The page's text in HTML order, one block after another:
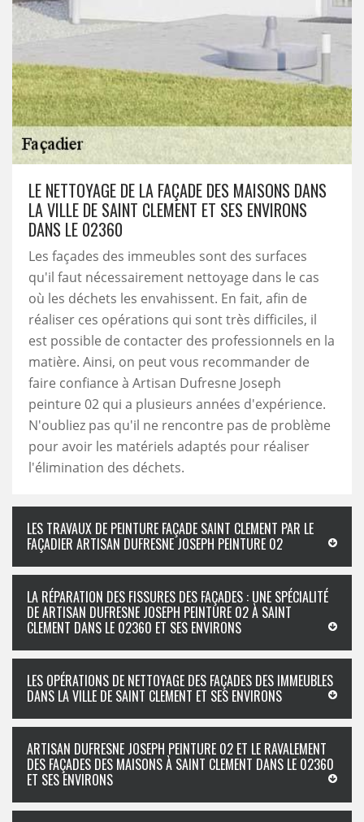
LE NETTOYAGE DE LA FAÇADE DES MAISONS DANS
LA VILLE DE SAINT CLEMENT ET SES ENVIRONS
DANS LE 02360
Les façades des immeubles sont des surfaces
qu'il faut nécessairement nettoyage dans le cas
où les déchets les envahissent. En fait, afin de
réaliser ces opérations qui sont très difficiles, il
est possible de contacter des professionnels en la
matière. Ainsi, on peut vous recommander de
faire confiance à Artisan Dufresne Joseph
peinture 02 qui a plusieurs années d'expérience.
N'oubliez pas qu'il ne rencontre pas de problème
pour avoir les matériels adaptés pour réaliser
l'élimination des déchets.
LES TRAVAUX DE PEINTURE FAÇADE SAINT CLEMENT PAR LE
FAÇADIER ARTISAN DUFRESNE JOSEPH PEINTURE 02
LA RÉPARATION DES FISSURES DES FAÇADES : UNE SPÉCIALITÉ
DE ARTISAN DUFRESNE JOSEPH PEINTURE 02 À SAINT
CLEMENT DANS LE 02360 ET SES ENVIRONS
LES OPÉRATIONS DE NETTOYAGE DES FAÇADES DES IMMEUBLES
DANS LA VILLE DE SAINT CLEMENT ET SES ENVIRONS
ARTISAN DUFRESNE JOSEPH PEINTURE 02 ET LE RAVALEMENT
DES FAÇADES DES MAISONS À SAINT CLEMENT DANS LE 02360
ET SES ENVIRONS